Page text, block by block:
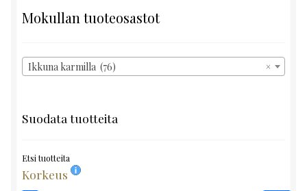
Mokullan tuoteosastot
×
Ikkuna karmilla (76)
Suodata tuotteita
Etsi tuotteita
Korkeus